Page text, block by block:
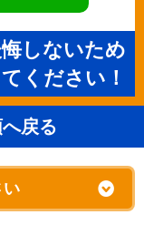
しないため
ください！
戻る